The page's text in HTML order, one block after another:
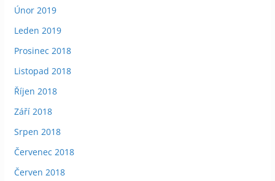
Únor 2019
Leden 2019
Prosinec 2018
Listopad 2018
Říjen 2018
Září 2018
Srpen 2018
Červenec 2018
Červen 2018